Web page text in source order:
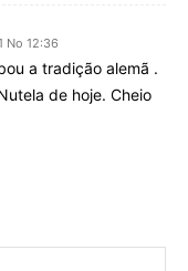
No 12:36
a tradição alemã .
de hoje. Cheio